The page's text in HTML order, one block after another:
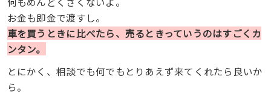
お金も即金で渡すし。
車を買うときに比べたら、売るときっていうのはすごくカ
ンタン。
とにかく、相談でも何でもとりあえず来てくれたら良いか
ら。